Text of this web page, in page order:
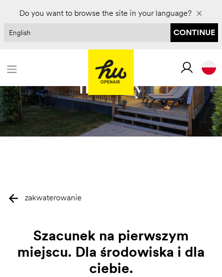
Do you want to browse the site in your language?
CONTINUE
hu stay
zakwaterowanie
Szacunek na pierwszym
miejscu. Dla środowiska i dla
ciebie.